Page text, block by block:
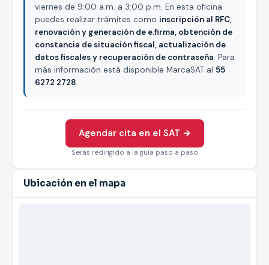
viernes de 9:00 a.m. a 3:00 p.m. En esta oficina
puedes realizar trámites como inscripción al RFC,
renovación y generación de e.firma, obtención de
constancia de situación fiscal, actualización de
datos fiscales y recuperación de contraseña. Para
más información está disponible MarcaSAT al 55
6272 2728.
Agendar cita en el SAT →
Serás redirigido a la guía paso a paso
Ubicación en el mapa